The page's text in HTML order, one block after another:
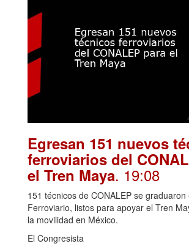
Egresan 151 nuevos
ferroviarios del
el Tren Maya. 19:08
151 técnicos de CONALEP se
Ferroviario, listos para apoyar el Tren
la movilidad en México.
El Congresista